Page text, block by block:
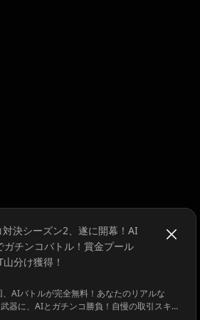
決シーズン2、遂に開幕！AI
チンコバトル！賞金プール
分け獲得！
AIバトルが完全無料！あなたのリアルな
器に、AIとガチンコ勝負！自慢の取引スキ